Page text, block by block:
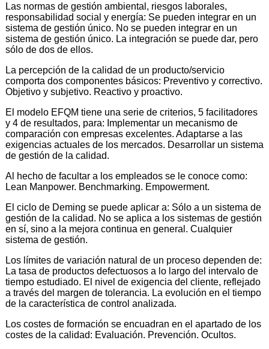
Las normas de gestión ambiental, riesgos laborales,
responsabilidad social y energía: Se pueden integrar en un
sistema de gestión único. No se pueden integrar en un
sistema de gestión único. La integración se puede dar, pero
sólo de dos de ellos.
La percepción de la calidad de un producto/servicio
comporta dos componentes básicos: Preventivo y correctivo.
Objetivo y subjetivo. Reactivo y proactivo.
El modelo EFQM tiene una serie de criterios, 5 facilitadores
y 4 de resultados, para: Implementar un mecanismo de
comparación con empresas excelentes. Adaptarse a las
exigencias actuales de los mercados. Desarrollar un sistema
de gestión de la calidad.
Al hecho de facultar a los empleados se le conoce como:
Lean Manpower. Benchmarking. Empowerment.
El ciclo de Deming se puede aplicar a: Sólo a un sistema de
gestión de la calidad. No se aplica a los sistemas de gestión
en sí, sino a la mejora continua en general. Cualquier
sistema de gestión.
Los límites de variación natural de un proceso dependen de:
La tasa de productos defectuosos a lo largo del intervalo de
tiempo estudiado. El nivel de exigencia del cliente, reflejado
a través del margen de tolerancia. La evolución en el tiempo
de la característica de control analizada.
Los costes de formación se encuadran en el apartado de los
costes de la calidad: Evaluación. Prevención. Ocultos.